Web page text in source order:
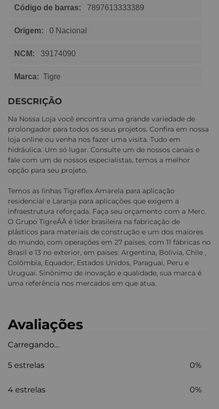
Código de barras: 7897613333389
Origem: 0 Nacional
NCM: 39174090
Marca: Tigre
DESCRIÇÃO
Na Nossa Loja você encontra uma grande variedade de
prolongador para todos os seus projetos. Confira em nossa
loja online ou venha nos fazer uma visita. Tudo em
hidráulica. Um só lugar. Consulte um de nossos canais e
fale com um de nossos especialistas, temos a melhor
opção para seu projeto.
Temos as linhas Tigreflex Amarela para aplicação
residencial e Laranja para aplicações que exigem a
infraestrutura reforçada. Faça seu orçamento com a Merc.
O Grupo TigreÂÂ é líder brasileira na fabricação de
plásticos para materiais de construção e um dos maiores
do mundo, com operações em 27 países, com 11 fábricas no
Brasil e 13 no exterior, em países: Argentina, Bolívia, Chile ,
Colômbia, Equador, Estados Unidos, Paraguai, Peru e
Uruguai. Sinônimo de inovação e qualidade, sua marca é
uma referência nos mercados em que atua.
Avaliações
Carregando…
5 estrelas 0%
4 estrelas 0%